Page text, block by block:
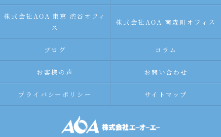
株式会社AOA 東京 渋谷オフィ
ス
株式会社AOA 南森町オフィス
ブログ コラム
お客様の声 お問い合わせ
プライバシーポリシー サイトマップ